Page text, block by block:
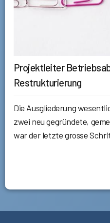
Projektleiter
Restrukturierung
Die Ausgliederung
zwei neu gegründete,
war der letzte grosse